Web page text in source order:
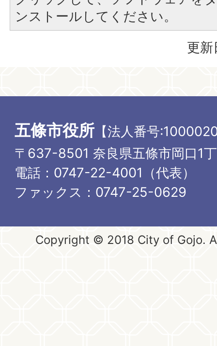
ンストールしてください。
更
五條市役所 【法人番号
〒637-8501 奈良県五條市岡口1
電話：0747-22-4001（代表）
ファックス：0747-25-0629
Copyright © 2018 City of Gojo.